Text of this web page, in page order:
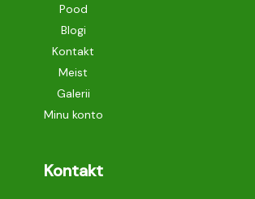
Pood
Blogi
Kontakt
Meist
Galerii
Minu konto
Kontakt